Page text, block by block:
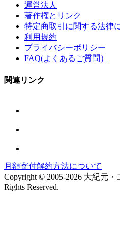
運営法人
著作権とリンク
特定商取引に関する法律
利用規約
プライバシーポリシー
FAQ(よくあるご質問）
関連リンク
月額寄付解約方法について
Copyright © 2005-2026 大紀元
Rights Reserved.